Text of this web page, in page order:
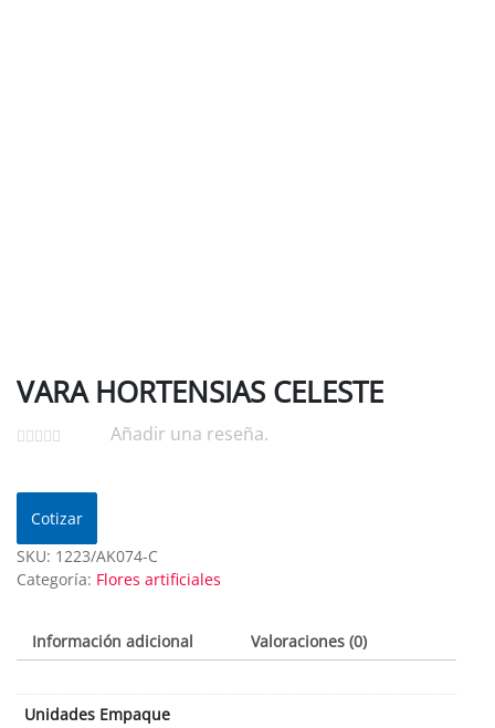
VARA HORTENSIAS CELESTE
Añadir una reseña.
Cotizar
SKU: 1223/AK074-C
Categoría: Flores artificiales
Información adicional Valoraciones (0)
Unidades Empaque